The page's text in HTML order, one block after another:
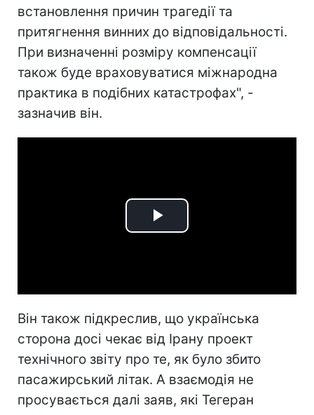
встановлення причин трагедії та
притягнення винних до відповідальності.
При визначенні розміру компенсації
також буде враховуватися міжнародна
практика в подібних катастрофах", -
зазначив він.
Play
Він також підкреслив, що українська
сторона досі чекає від Ірану проект
технічного звіту про те, як було збито
пасажирський літак. А взаємодія не
просувається далі заяв, які Тегеран